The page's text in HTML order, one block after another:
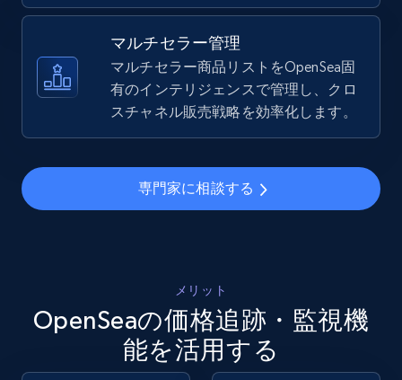
URL, Title, Available, Description, Currency, Initial
price, Final price, Discount percent, and more.
5.4K+ 668+ 今すぐ始める
Amazon sellers info
マルチセラー管理
マルチセラー商品リストをOpenSea固
有のインテリジェンスで管理し、クロ
スチャネル販売戦略を効率化します。
専門家に相談する
メリット
OpenSeaの価格追跡・監視機
能を活用する